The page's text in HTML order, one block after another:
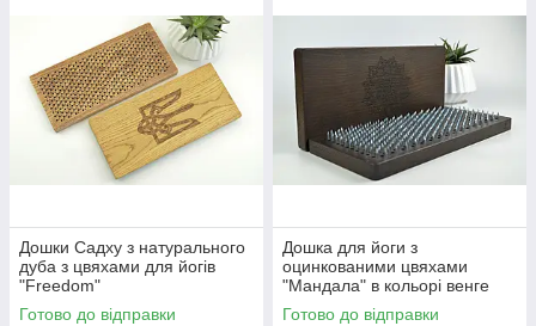
Дошки Садху з натурального
дуба з цвяхами для йогів
"Freedom"
Готово до відправки
Дошка для йоги з
оцинкованими цвяхами
"Мандала" в кольорі венге
для початківців з кроком 1 см
Готово до відправки